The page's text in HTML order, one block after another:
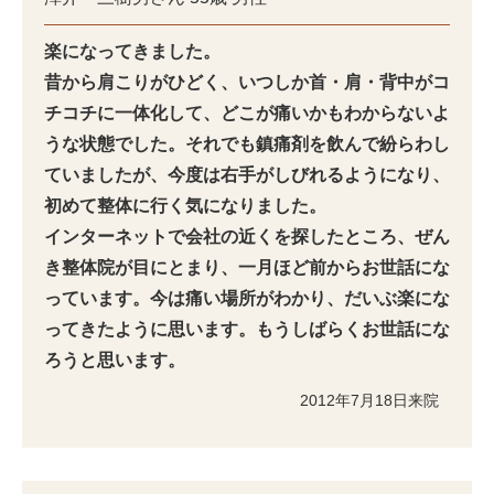
楽になってきました。
昔から肩こりがひどく、いつしか首・肩・背中がコ
チコチに一体化して、どこが痛いかもわからないよ
うな状態でした。それでも鎮痛剤を飲んで紛らわし
ていましたが、今度は右手がしびれるようになり、
初めて整体に行く気になりました。
インターネットで会社の近くを探したところ、ぜん
き整体院が目にとまり、一月ほど前からお世話にな
っています。今は痛い場所がわかり、だいぶ楽にな
ってきたように思います。もうしばらくお世話にな
ろうと思います。
2012年7月18日来院